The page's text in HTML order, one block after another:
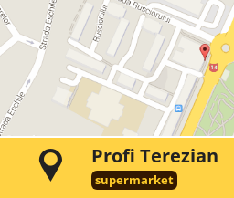
Profi Terezian
supermarket